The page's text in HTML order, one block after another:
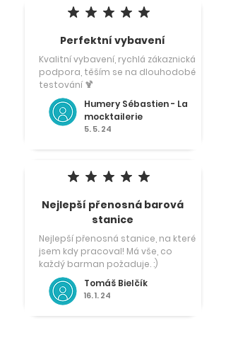
průměrné hodnocení je 5 z 5
Perfektní vybavení
Kvalitní vybavení, rychlá zákaznická
podpora, těším se na dlouhodobé
testování 🍹
Humery Sébastien - La
mocktailerie
5. 5. 24
průměrné hodnocení je 5 z 5
Nejlepší přenosná barová
stanice
Nejlepší přenosná stanice, na které
jsem kdy pracoval! Má vše, co
každý barman požaduje. :)
Tomáš Bielčík
16. 1. 24